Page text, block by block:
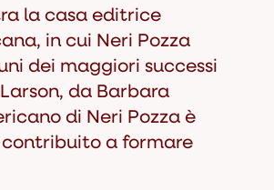
la casa editrice
, in cui Neri Pozza
dei maggiori successi
da Barbara
di Neri Pozza è
contribuito a formare